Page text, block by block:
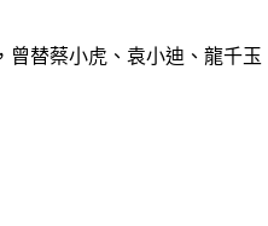
替蔡小虎、袁小迪、龍千